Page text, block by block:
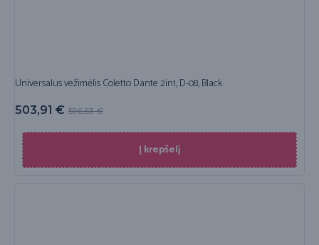
Universalus vežimėlis Coletto Dante 2in1, D-08, Black
596,53€
503,91 €
Į krepšelį